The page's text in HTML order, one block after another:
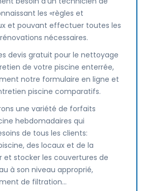
les «règles et
et pouvant effectuer toutes les
nécessaires.
devis gratuit pour le nettoyage
de votre piscine enterrée,
notre formulaire en ligne et
piscine comparatifs.
une variété de forfaits
hebdomadaires qui
de tous les clients:
des locaux et de la
et stocker les couvertures de
à son niveau approprié,
de filtration...